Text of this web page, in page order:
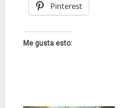
Pinterest
Me gusta esto: